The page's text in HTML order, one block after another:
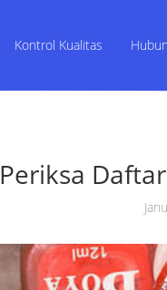
Kontrol Kualitas
Periksa